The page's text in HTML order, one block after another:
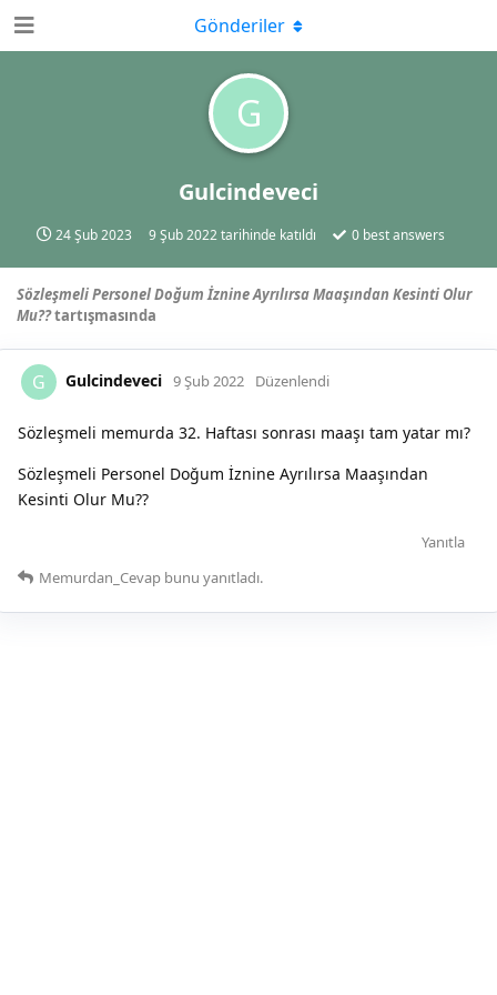
G
Gulcindeveci
24 Şub 2023 9 Şub 2022tarihinde katıldı 0best answers
Gönderiler
Sözleşmeli Personel Doğum İznine Ayrılırsa Maaşından Kesinti Olur
Mu??tartışmasında
G Gulcindeveci 9 Şub 2022 Düzenlendi
Sözleşmeli memurda 32. Haftası sonrası maaşı tam yatar mı?
Sözleşmeli Personel Doğum İznine Ayrılırsa Maaşından
Kesinti Olur Mu??
Yanıtla
Memurdan_Cevap bunu yanıtladı.